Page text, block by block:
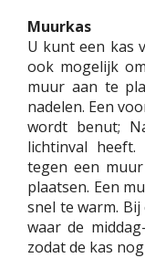
Muurkas
U kunt een kas
ook mogelijk
muur aan te
nadelen. Een
wordt benut;
lichtinval
tegen een
plaatsen. Een
snel te warm.
waar de
zodat de kas